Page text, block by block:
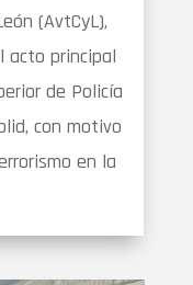
(AvtCyL),
acto principal
de Policía
con motivo
en la